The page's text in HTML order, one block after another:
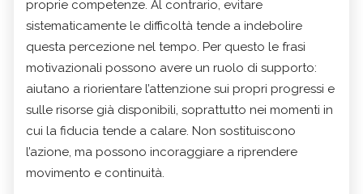
proprie competenze. Al contrario, evitare
sistematicamente le difficoltà tende a indebolire
questa percezione nel tempo. Per questo le frasi
motivazionali possono avere un ruolo di supporto:
aiutano a riorientare l’attenzione sui propri progressi e
sulle risorse già disponibili, soprattutto nei momenti in
cui la fiducia tende a calare. Non sostituiscono
l’azione, ma possono incoraggiare a riprendere
movimento e continuità.